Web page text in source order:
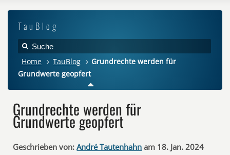
TauBlog
Home TauBlog
Grundrechte werden für
Grundwerte geopfert
Grundrechte werden für
Grundwerte geopfert
Geschrieben von: André Tautenhahn am 18. Jan. 2024